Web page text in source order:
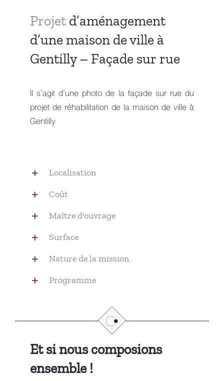
Projet d’aménagement
d’une maison de ville à
Gentilly – Façade sur rue
Il s’agit d’une photo de la façade sur rue du
projet de réhabilitation de la maison de ville à
Gentilly
Localisation
Coût
Maître d'ouvrage
Surface
Nature de la mission
Programme
Et si nous composions
ensemble !